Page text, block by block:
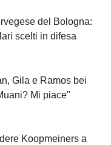
del Bologna:
scelti in difesa
Gila e Ramos bei
Mi piace"
Koopmeiners a